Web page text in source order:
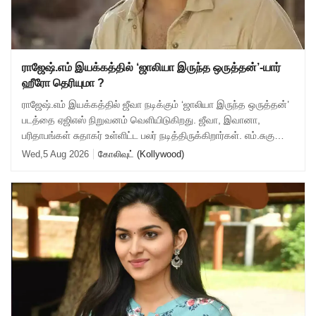
ராஜேஷ்.எம் இயக்கத்தில் ‘ஜாலியா இருந்த ஒருத்தன்’-யார்
ஹீரோ தெரியுமா ?
ராஜேஷ்.எம் இயக்கத்தில் ஜீவா நடிக்கும் ‘ஜாலியா இருந்த ஒருத்தன்’
படத்தை ஏஜிஎஸ் நிறுவனம் வெளியிடுகிறது. ஜீவா, இவானா,
பரிதாபங்கள் சுதாகர் உள்ளிட்ட பலர் நடித்திருக்கிறார்கள். எம்.சுகுமார்
ஒளிப்பதிவு செய்த
Wed,5 Aug 2026 கோலிவுட் (Kollywood)